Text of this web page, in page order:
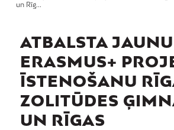
un Rīg...
ATBALSTA JAUNU
ERASMUS+
ĪSTENOŠANU
ZOLITŪDES
UN RĪGAS